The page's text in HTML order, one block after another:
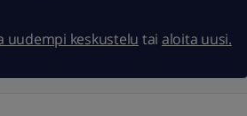
uudempi keskustelu tai aloita uusi.